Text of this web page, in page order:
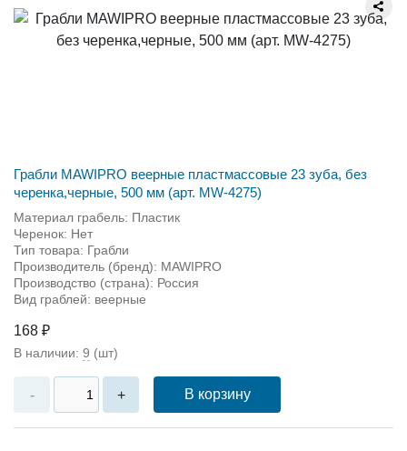
Грабли MAWIPRO веерные пластмассовые 23 зуба, без
черенка,черные, 500 мм (арт. MW-4275)
Материал грабель: Пластик
Черенок: Нет
Тип товара: Грабли
Производитель (бренд): MAWIPRO
Производство (страна): Россия
Вид граблей: веерные
168 ₽
В наличии: 9 (шт)
- + В корзину